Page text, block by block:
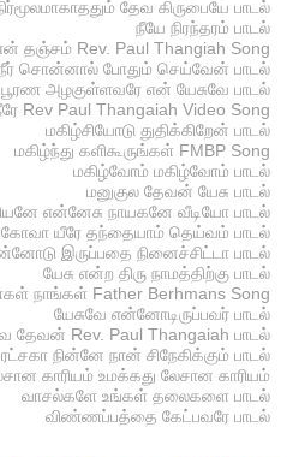
தேவ கிருபையே பாடல்
நீயே நிரந்தரம் பாடல்
தஞ்சம் Rev. Paul Thangiah Song
சொன்னால் போதும் செய்வேன் பாடல்
பூரண அழகுள்ளவரே என் யேசுவே பாடல்
Rev Paul Thangaiah Video Song
மகிழ்சியோடு துதிக்கிறேன் பாடல்
மகிழ்ந்து களிகூருங்கள் FMBP Song
மகிழ்வோம் மகிழ்வோம் பாடல்
மனுகுல தேவன் யேசு பாடல்
என்னேசு நாயகனே வீடியோ பாடல்
யீரே தந்தையாம் தெய்வம் பாடல்
இருப்பதை நினைச்சிட்டா பாடல்
யேசு என்ற திரு நாமத்திற்கு பாடல்
நாங்கள் Father Berhmans Song
யேசுவே என்னோடிருப்பவர் பாடல்
தேவன் Rev. Paul Thangaiah பாடல்
நின்னே நான் சிநேகிக்கும் பாடல்
காரியம் உமக்கது லேசான காரியம்
வாசல்களே உங்கள் தலைகளை பாடல்
விண்ணப்பத்தை கேட்பவரே பாடல்